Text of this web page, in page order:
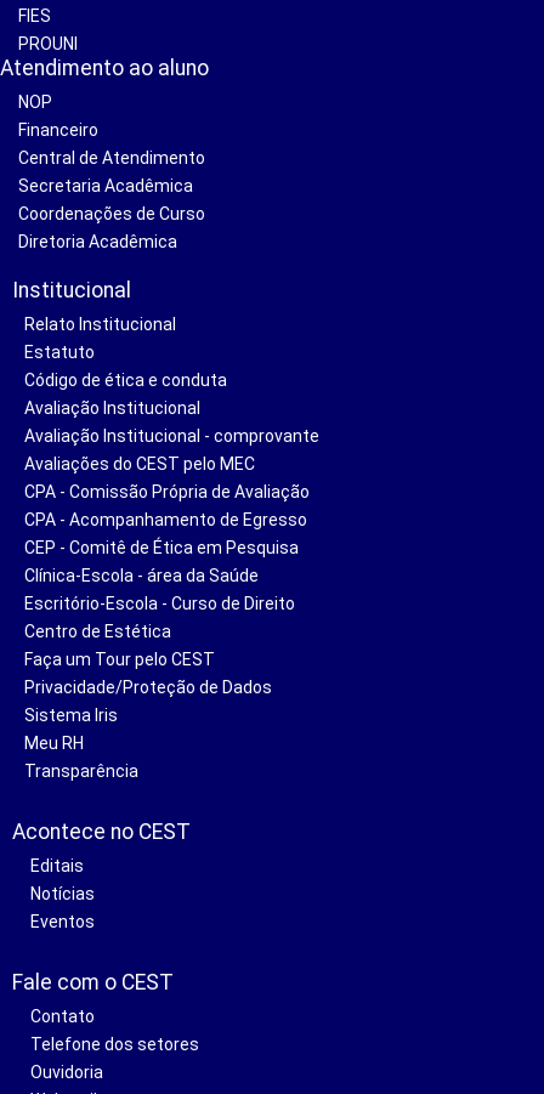
FIES
PROUNI
Atendimento ao aluno
NOP
Financeiro
Central de Atendimento
Secretaria Acadêmica
Coordenações de Curso
Diretoria Acadêmica
Institucional
Relato Institucional
Estatuto
Código de ética e conduta
Avaliação Institucional
Avaliação Institucional - comprovante
Avaliações do CEST pelo MEC
CPA - Comissão Própria de Avaliação
CPA - Acompanhamento de Egresso
CEP - Comitê de Ética em Pesquisa
Clínica-Escola - área da Saúde
Escritório-Escola - Curso de Direito
Centro de Estética
Faça um Tour pelo CEST
Privacidade/Proteção de Dados
Sistema Iris
Meu RH
Transparência
Acontece no CEST
Editais
Notícias
Eventos
Fale com o CEST
Contato
Telefone dos setores
Ouvidoria